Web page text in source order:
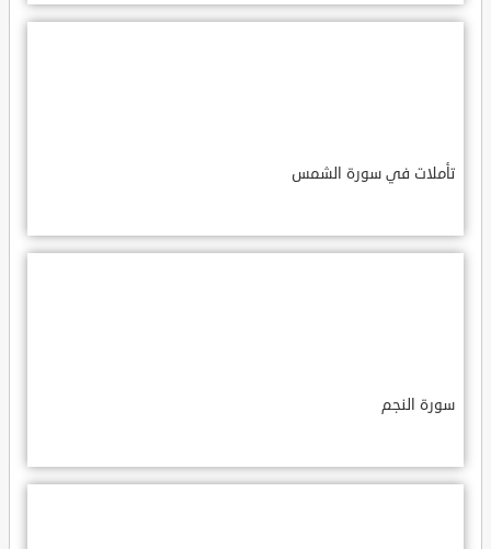
تأملات في سورة الشمس
سورة النجم